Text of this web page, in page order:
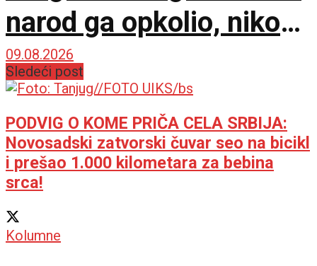
narod ga opkolio, niko
ne veruje koliko je
opušten
09.08.2026
Sledeći post
PODVIG O KOME PRIČA CELA SRBIJA:
Novosadski zatvorski čuvar seo na bicikl
i prešao 1.000 kilometara za bebina
srca!
Kolumne